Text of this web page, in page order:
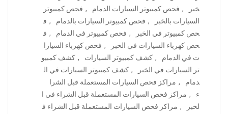
خبر
, فحص كمبيوتر السيارات الدمام , فحص كمبيوتر
السيارات بالخبر
, فحص كمبيوتر السيارات بالدمام , ف
حص كمبيوتر في الخبر
, فحص كمبيوتر في الدمام , ف
حص كهرباء السيارات في الخبر
, فحص كهرباء السيارا
ت في الدمام
, كشف كمبيوتر السيارات , كشف كمبيو
تر السيارات في الخبر
, كشف كمبيوتر السيارات في ال
دمام
, مراكز فحص السيارات المستعملة قبل الشرا
ء
, مراكز فحص السيارات المستعملة قبل الشراء في ا
لخبر
, مراكز فحص السيارات المستعملة قبل الشراء ف